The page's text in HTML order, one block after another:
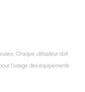
Chaque utilisateur doit
l’usage des équipements